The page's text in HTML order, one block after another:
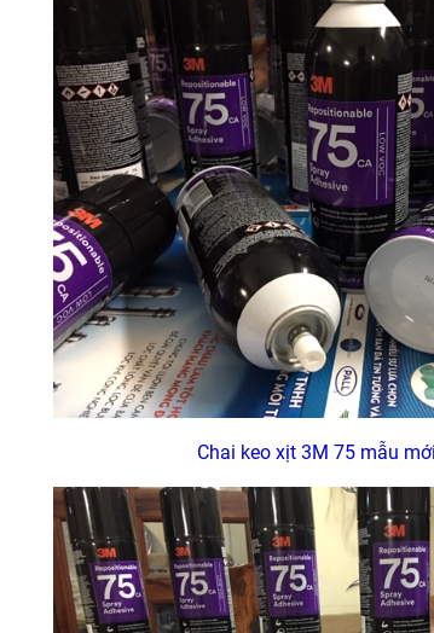
Chai keo xịt 3M 75 mẫu